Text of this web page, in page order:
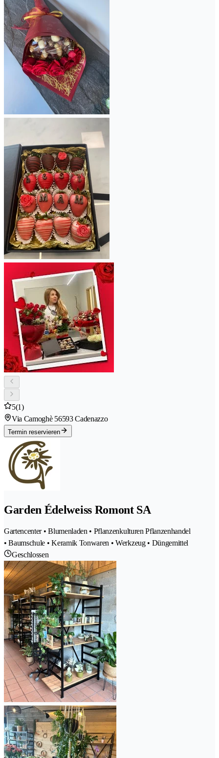
5(1)
Via Camoghè 56593 Cadenazzo
Termin reservieren
Garden Édelweiss Romont SA
Gartencenter • Blumenladen • Pflanzenkulturen Pflanzenhandel
• Baumschule • Keramik Tonwaren • Werkzeug • Düngemittel
Geschlossen